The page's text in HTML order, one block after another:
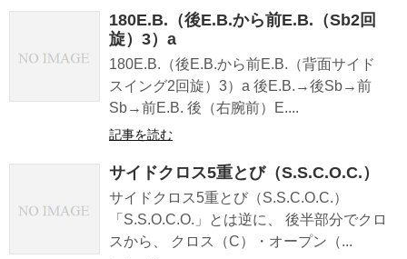
180E.B.（後E.B.から前E.B.（Sb2回
旋）3）a
180E.B.（後E.B.から前E.B.（背面サイド
スイング2回旋）3）a 後E.B.→後Sb→前
Sb→前E.B. 後（右腕前）E....
記事を読む
サイドクロス5重とび（S.S.C.O.C.）
サイドクロス5重とび（S.S.C.O.C.）
「S.S.O.C.O.」とは逆に、 後半部分でクロ
スから、 クロス（C）・オープン（...